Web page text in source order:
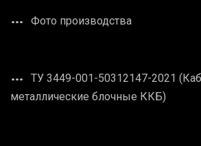
Фото производства
ТУ 3449-001-50312147-2021
металлические блочные ККБ)